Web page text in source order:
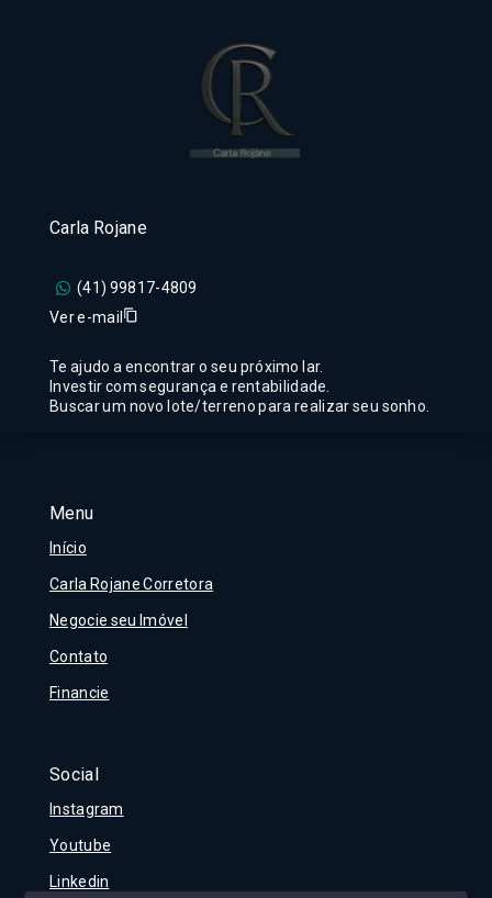
Menu
Início
Carla Rojane Corretora
Negocie seu Imóvel
Contato
Financie
Social
Instagram
Youtube
Linkedin
Carla Rojane
(41) 99817-4809
Ver e-mail
Te ajudo a encontrar o seu próximo lar.
Investir com segurança e rentabilidade.
Buscar um novo lote/terreno para realizar seu sonho.